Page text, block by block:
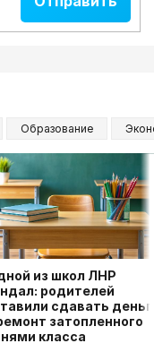
Образование
из школ ЛНР
родителей
сдавать
затопленного
класса